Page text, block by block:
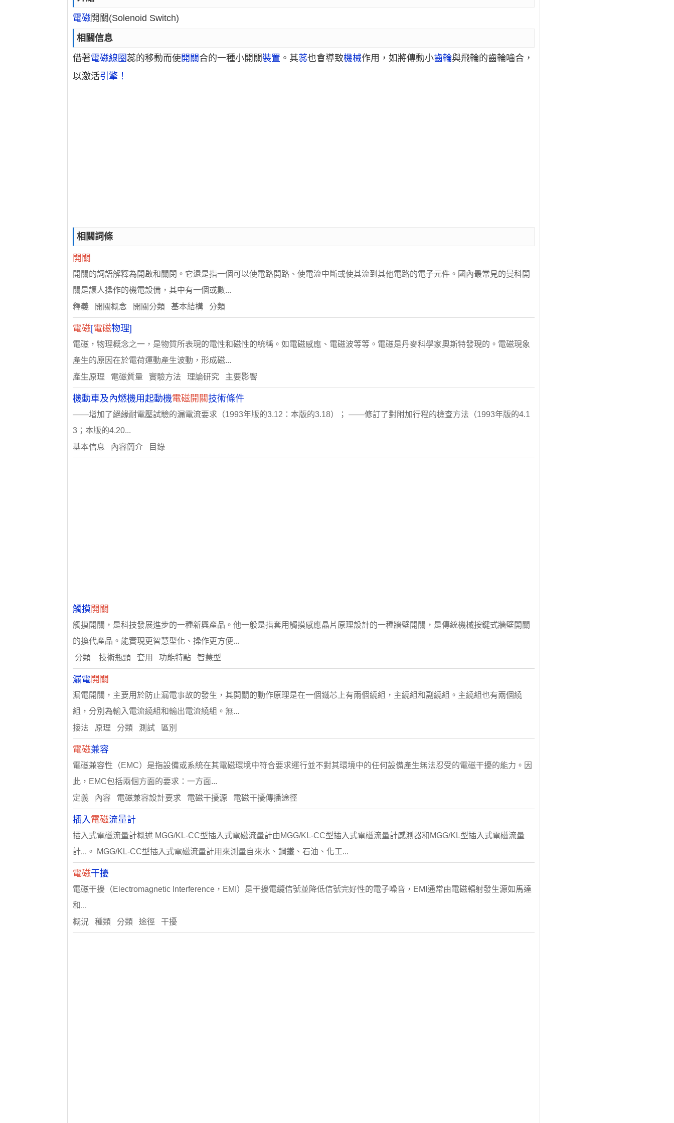
電磁開關(Solenoid Switch)
相關信息
借著電磁線圈蕊的移動而使開關合的一種小開關裝置 。其蕊也會導致機械作用，如將傳動小齒輪與飛輪的齒輪嚙合，
以激活引擎！
相關詞條
開關
開關的詞語解釋為開啟和關閉。它還是指一個可以使電路開路、使電流中斷或使其流到其他電路的電子元件。國內最常見的曼科開
關是讓人操作的機電設備，其中有一個或數...
釋義 開關概念 開關分類 基本結構 分類
電磁[電磁物理]
電磁，物理概念之一，是物質所表現的電性和磁性的統稱。如電磁感應、電磁波等等。電磁是丹麥科學家奧斯特發現的。電磁現象
產生的原因在於電荷運動產生波動，形成磁...
產生原理 電磁質量 實驗方法 理論研究 主要影響
機動車及內燃機用起動機電磁開關技術條件
——增加了絕緣耐電壓試驗的漏電流要求（1993年版的3.12：本版的3.18）； ——修訂了對附加行程的檢查方法（1993年版的4.1
3；本版的4.20...
基本信息 內容簡介 目錄
觸摸 開關
觸摸開關，是科技發展進步的一種新興產品。他一般是指套用觸摸感應晶片原理設計的一種牆壁開關，是傳統機械按鍵式牆壁開關
的換代產品。能實現更智慧型化、操作更方便...
分類 技術瓶頸 套用 功能特點 智慧型
漏電開關
漏電開關，主要用於防止漏電事故的發生，其開關的動作原理是在一個鐵芯上有兩個繞組，主繞組和副繞組。主繞組也有兩個繞
組，分別為輸入電流繞組和輸出電流繞組。無...
接法 原理 分類 測試 區別
電磁兼容
電磁兼容性（EMC）是指設備或系統在其電磁環境中符合要求運行並不對其環境中的任何設備產生無法忍受的電磁干擾的能力。因
此，EMC包括兩個方面的要求：一方面...
定義 內容 電磁兼容設計要求 電磁干擾源 電磁干擾傳播途徑
插入電磁流量計
插入式電磁流量計概述 MGG/KL-CC型插入式電磁流量計由MGG/KL-CC型插入式電磁流量計感測器和MGG/KL型插入式電磁流量
計...。 MGG/KL-CC型插入式電磁流量計用來測量自來水、鋼鐵、石油、化工...
電磁干擾
電磁干擾（Electromagnetic Interference，EMI）是干擾電纜信號並降低信號完好性的電子噪音，EMI通常由電磁輻射發生源如馬達
和...
概況 種類 分類 途徑 干擾